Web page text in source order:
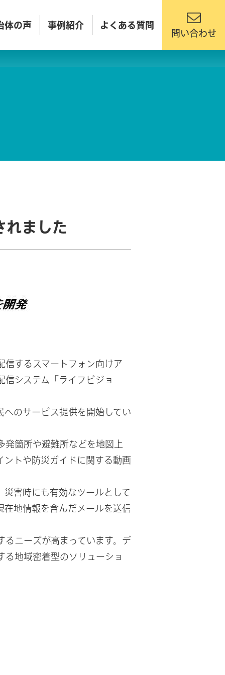
体の声 事例紹介
よくある質問
問い合わせ
れました
するスマートフォン向けア
システム「ライフビジョ
のサービス提供を開始してい
発箇所や避難所などを地図上
トや防災ガイドに関する動画
害時にも有効なツールとして
在地情報を含んだメールを送信
ニーズが高まっています。デ
地域密着型のソリューショ